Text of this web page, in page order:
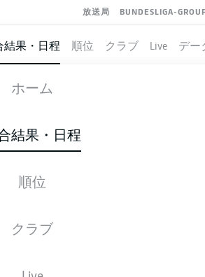
放送局 BUNDESLIGA-
結果・日程 順位 クラブ Live デー
ホーム
結果・日程
順位
クラブ
DARMSTADT
グメンバー
- 日, 08.11.2026